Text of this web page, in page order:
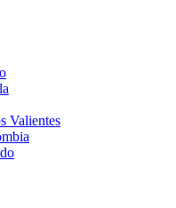
Valientes